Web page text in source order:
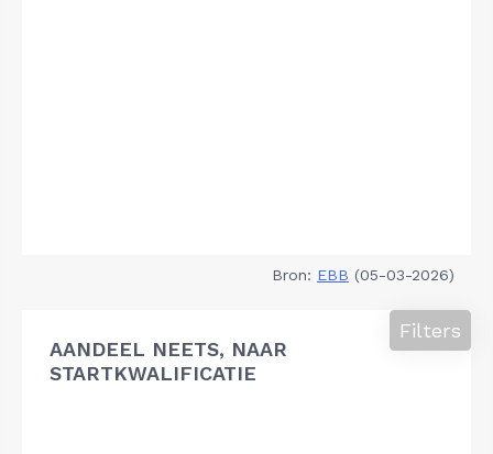
Bron: EBB (05-03-2026)
AANDEEL NEETS, NAAR
STARTKWALIFICATIE
Filters